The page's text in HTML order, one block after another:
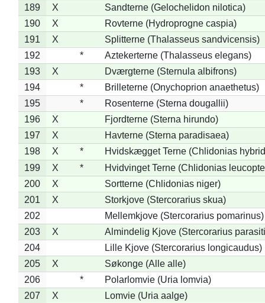
189
X
Sandterne (Gelochelidon nilotica)
190
X
Rovterne (Hydroprogne caspia)
191
X
Splitterne (Thalasseus sandvicensis)
192
*
Aztekerterne (Thalasseus elegans)
193
X
Dværgterne (Sternula albifrons)
194
*
Brilleterne (Onychoprion anaethetus)
195
*
Rosenterne (Sterna dougallii)
196
X
Fjordterne (Sterna hirundo)
197
X
Havterne (Sterna paradisaea)
198
X *
Hvidskægget Terne (Chlidonias
199
X *
Hvidvinget Terne (Chlidonias
200
X
Sortterne (Chlidonias niger)
201
X
Storkjove (Stercorarius skua)
202
Mellemkjove (Stercorarius pomarinus)
203
X
Almindelig Kjove (Stercorarius
204
Lille Kjove (Stercorarius longicaudus)
205
X
Søkonge (Alle alle)
206
*
Polarlomvie (Uria lomvia)
207
X
Lomvie (Uria aalge)